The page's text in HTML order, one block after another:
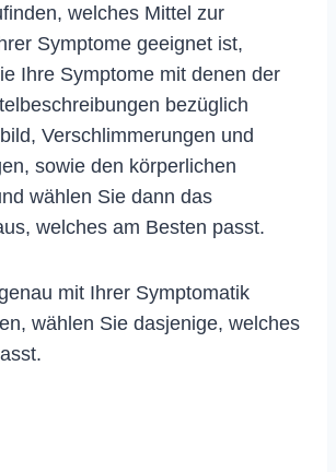
welches Mittel zur
Symptome geeignet ist,
Ihre Symptome mit denen der
bezüglich
Verschlimmerungen und
sowie den körperlichen
wählen Sie dann das
welches am Besten passt.
mit Ihrer Symptomatik
wählen Sie dasjenige, welches